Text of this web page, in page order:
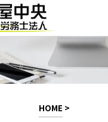
HOME >